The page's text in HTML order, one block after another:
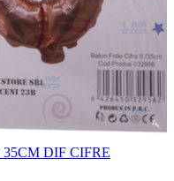
DIF CIFRE